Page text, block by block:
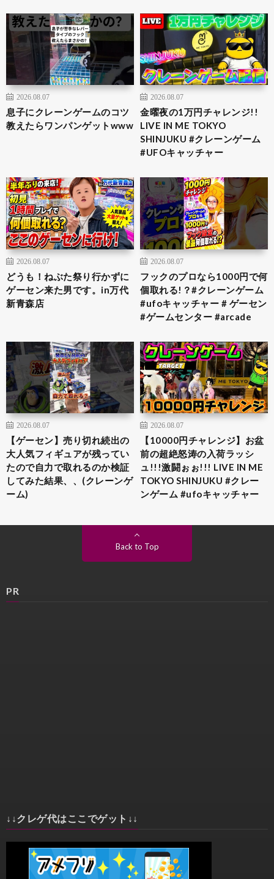
2026.08.07
息子にクレーンゲームのコツ
教えたらワンパンゲットwww
2026.08.07
金曜夜の1万円チャレンジ!!
LIVE IN ME TOKYO
SHINJUKU #クレーンゲーム
#UFOキャッチャー
2026.08.07
どうも！ねぶた祭り行かずに
ゲーセン来た男です。in万代
新青森店
2026.08.07
フックのプロなら1000円で何
個取れる!？#クレーンゲーム
#ufoキャッチャー # ゲーセン
#ゲームセンター #arcade
2026.08.07
【ゲーセン】売り切れ続出の
大人気フィギュアが残ってい
たので自力で取れるのか検証
してみた結果、、(クレーンゲ
ーム)
2026.08.07
【10000円チャレンジ】お盆
前の超絶怒涛の入荷ラッシ
ュ!!!激闘ぉぉ!!! LIVE IN ME
TOKYO SHINJUKU #クレー
ンゲーム #ufoキャッチャー
Back to Top
PR
↓↓クレゲ代はここでゲット↓↓